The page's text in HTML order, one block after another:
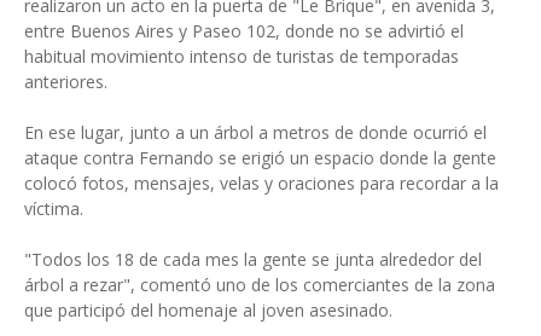
realizaron un acto en la puerta de "Le Brique", en avenida 3,
entre Buenos Aires y Paseo 102, donde no se advirtió el
habitual movimiento intenso de turistas de temporadas
anteriores.
En ese lugar, junto a un árbol a metros de donde ocurrió el
ataque contra Fernando se erigió un espacio donde la gente
colocó fotos, mensajes, velas y oraciones para recordar a la
víctima.
"Todos los 18 de cada mes la gente se junta alrededor del
árbol a rezar", comentó uno de los comerciantes de la zona
que participó del homenaje al joven asesinado.